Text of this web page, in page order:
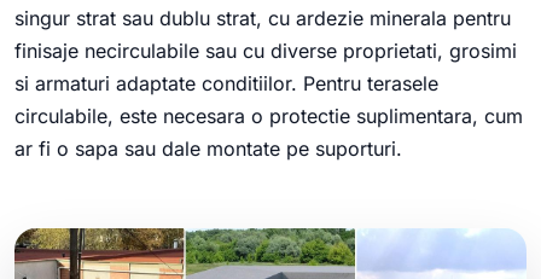
singur strat sau dublu strat, cu ardezie minerala pentru
finisaje necirculabile sau cu diverse proprietati, grosimi
si armaturi adaptate conditiilor. Pentru terasele
circulabile, este necesara o protectie suplimentara, cum
ar fi o sapa sau dale montate pe suporturi.